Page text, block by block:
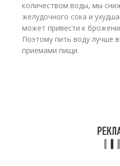
количеством воды, мы
желудочного сока и
может привести к
Поэтому пить воду лучше
приемами пищи.